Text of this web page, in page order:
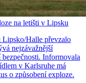
na letišti v Lipsku
Lipsko/Halle převzalo
nejzávažnější
Informovala
v Karlsruhe má
o způsobení exploze.